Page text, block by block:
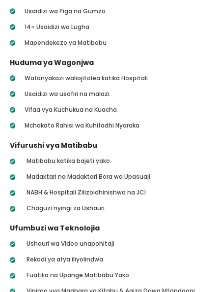
Usaidizi wa Piga na Gumzo
14+ Usaidizi wa Lugha
Mapendekezo ya Matibabu
Huduma ya Wagonjwa
Wafanyakazi waliojitolea katika Hospitali
Usaidizi wa usafiri na malazi
Vifaa vya Kuchukua na Kuacha
Mchakato Rahisi wa Kuhifadhi Nyaraka
Vifurushi vya Matibabu
Matibabu katika bajeti yako
Madaktari na Madaktari Bora wa Upasuaji
NABH & Hospitali Zilizoidhinishwa na JCI
Chaguzi nyingi za Ushauri
Ufumbuzi wa Teknolojia
Ushauri wa Video unapohitaji
Rekodi ya afya iliyolindwa
Fuatilia na Upange Matibabu Yako